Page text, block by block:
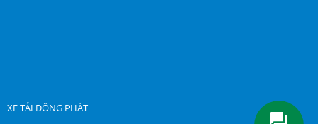
XE TẢI ĐÔNG PHÁT